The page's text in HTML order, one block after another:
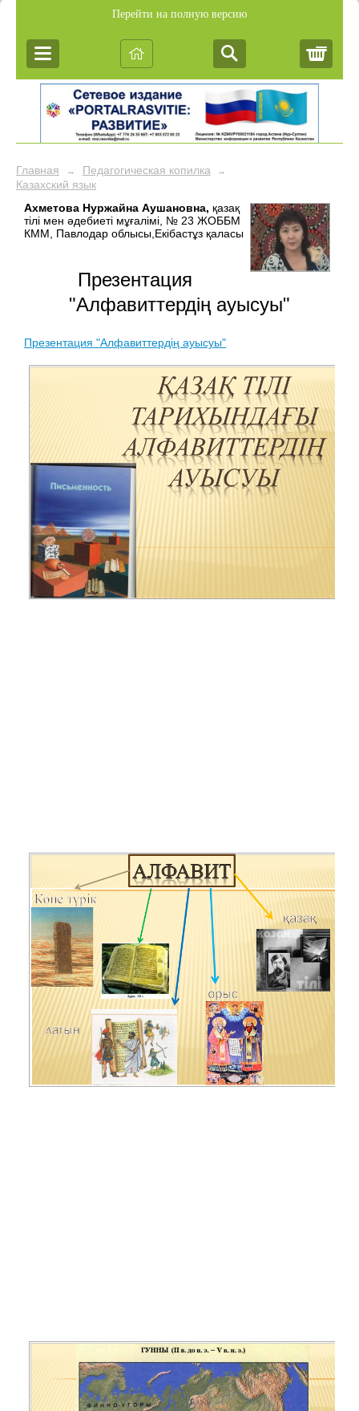
Перейти на полную версию
Главная → Педагогическая копилка →
Казахский язык
Ахметова Нуржайна Аушановна, қазақ
тілі мен әдебиеті мұғалімі, № 23 ЖОББМ
КММ, Павлодар облысы,Екібастұз қаласы
Презентация
"Алфавиттердің ауысуы"
Презентация "Алфавиттердің ауысуы"